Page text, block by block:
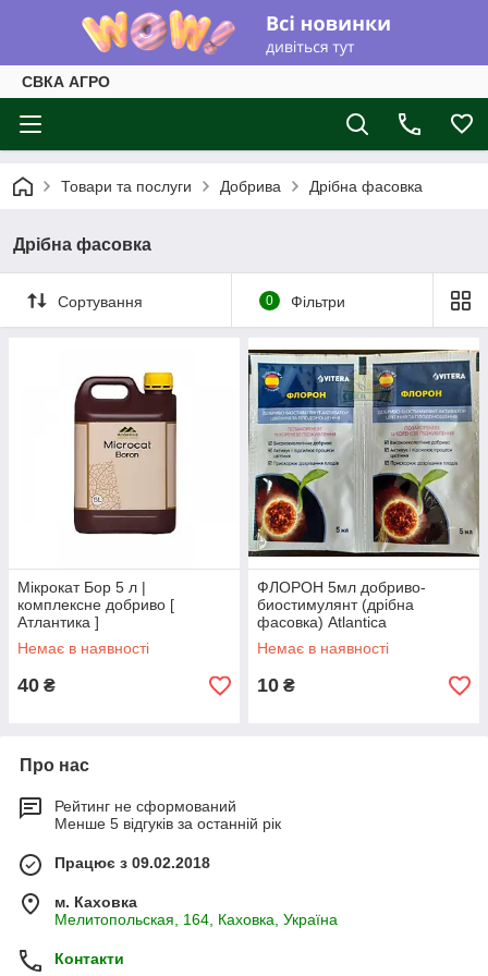
СВКА АГРО
Товари та послуги Добрива Дрібна фасовка
Дрібна фасовка
Сортування 0 Фільтри
Мікрокат Бор 5 л |
комплексне добриво [
Атлантика ]
Немає в наявності
40 ₴
ФЛОРОН 5мл добриво-
биостимулянт (дрібна
фасовка) Atlantica
Немає в наявності
10 ₴
Про нас
Рейтинг не сформований
Менше 5 відгуків за останній рік
Працює з 09.02.2018
м. Каховка
Мелитопольская, 164, Каховка, Україна
Контакти